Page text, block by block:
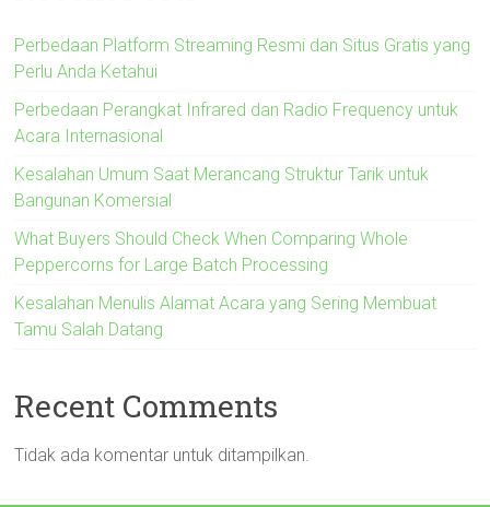
Perbedaan Platform Streaming Resmi dan Situs Gratis yang
Perlu Anda Ketahui
Perbedaan Perangkat Infrared dan Radio Frequency untuk
Acara Internasional
Kesalahan Umum Saat Merancang Struktur Tarik untuk
Bangunan Komersial
What Buyers Should Check When Comparing Whole
Peppercorns for Large Batch Processing
Kesalahan Menulis Alamat Acara yang Sering Membuat
Tamu Salah Datang
Recent Comments
Tidak ada komentar untuk ditampilkan.